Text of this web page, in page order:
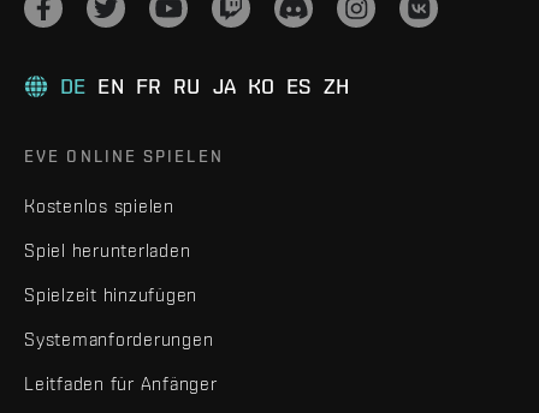
DE EN FR RU JA KO ES ZH
EVE ONLINE SPIELEN
Kostenlos spielen
Spiel herunterladen
Spielzeit hinzufügen
Systemanforderungen
Leitfaden für Anfänger